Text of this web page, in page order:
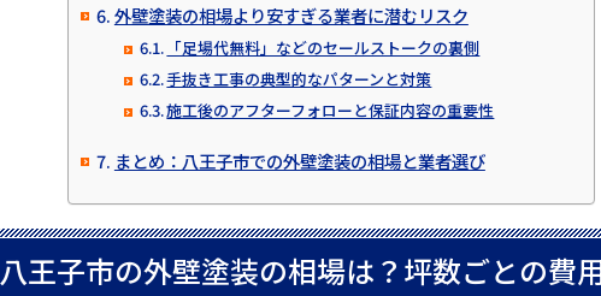
外壁塗装の相場より安すぎる業者に潜むリスク
「足場代無料」などのセールストークの裏側
手抜き工事の典型的なパターンと対策
施工後のアフターフォローと保証内容の重要性
まとめ：八王子市での外壁塗装の相場と業者選び
八王子市の外壁塗装の相場は？坪数ごとの費